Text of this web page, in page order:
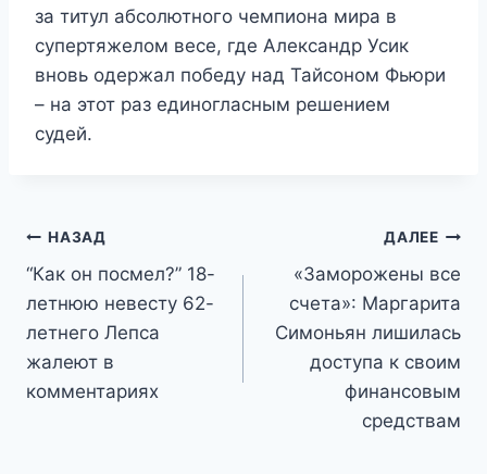
за титул абсолютного чемпиона мира в
супертяжелом весе, где Александр Усик
вновь одержал победу над Тайсоном Фьюри
– на этот раз единогласным решением
судей.
Навигация
по
записям
НАЗАД
“Как он посмел?” 18-
летнюю невесту 62-
летнего Лепса
жалеют в
комментариях
ДАЛЕЕ
«Заморожены все
счета»: Маргарита
Симоньян лишилась
доступа к своим
финансовым
средствам